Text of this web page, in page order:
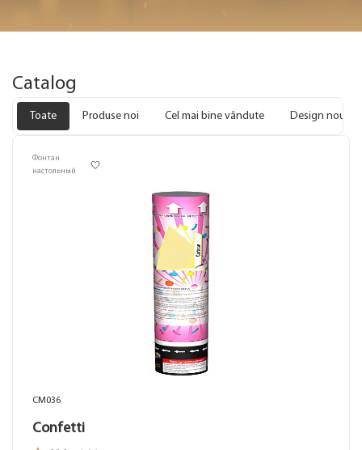
Catalog
Toate Produse noi Cel mai bine vândute Design nou
Фонтан
настольный
CM036
Confetti